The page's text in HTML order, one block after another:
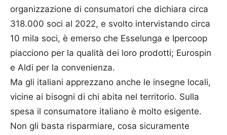
organizzazione di consumatori che dichiara circa
318.000 soci al 2022, e svolto intervistando circa
10 mila soci, è emerso che Esselunga e Ipercoop
piacciono per la qualità dei loro prodotti; Eurospin
e Aldi per la convenienza.
Ma gli italiani apprezzano anche le insegne locali,
vicine ai bisogni di chi abita nel territorio. Sulla
spesa il consumatore italiano è molto esigente.
Non gli basta risparmiare, cosa sicuramente